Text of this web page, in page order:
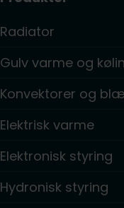
Radiator
Gulv varme og
Konvektorer og
Elektrisk varme
Elektronisk styring
Hydronisk styring